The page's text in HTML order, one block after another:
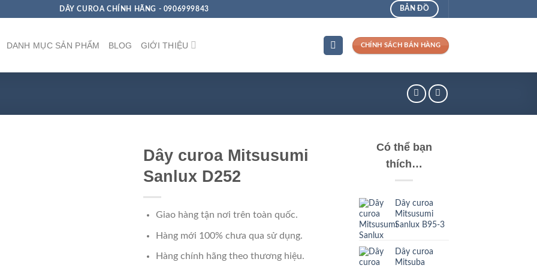
DÂY CUROA CHÍNH HÃNG - 0906999843 BẢN ĐỒ
DANH MỤC SẢN PHẨM BLOG GIỚI THIỆU CHÍNH SÁCH BÁN HÀNG
Dây curoa Mitsusumi
Sanlux D252
Giao hàng tận nơi trên toàn quốc.
Hàng mới 100% chưa qua sử dụng.
Hàng chính hãng theo thương hiệu.
Có thể bạn
thích…
Dây curoa
Mitsusumi
Sanlux B95-3
Dây curoa
Mitsuba